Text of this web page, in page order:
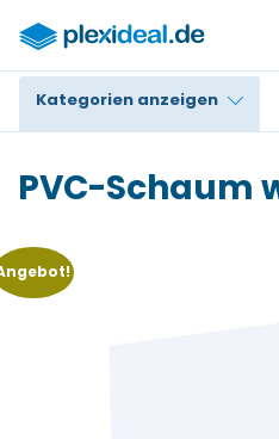
Kategorien anzeigen
HPL / Trespa®
PVC-Schaum